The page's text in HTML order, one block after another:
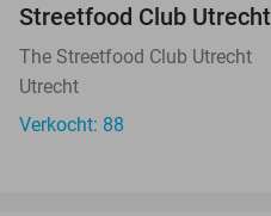
Streetfood Club Utrecht
The Streetfood Club Utrecht
Utrecht
Verkocht: 88